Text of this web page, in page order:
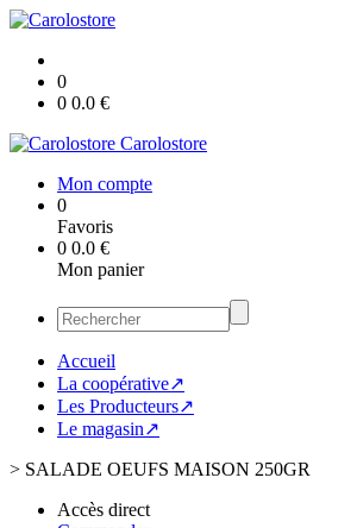
0
0 0.0 €
Carolostore
Mon compte
0
Favoris
0 0.0 €
Mon panier
Accueil
La coopérative↗
Les Producteurs↗
Le magasin↗
> SALADE OEUFS MAISON 250GR
Accès direct